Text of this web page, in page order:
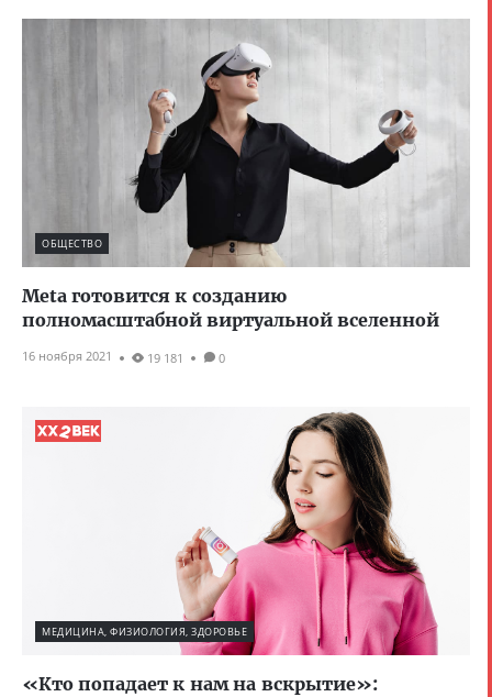
ОБЩЕСТВО
Meta готовится к созданию
полномасштабной виртуальной вселенной
16 ноября 2021 19 181 0
МЕДИЦИНА, ФИЗИОЛОГИЯ, ЗДОРОВЬЕ
«Кто попадает к нам на вскрытие»: